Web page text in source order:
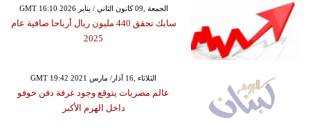
GMT 16:10 2026 الجمعة ,09 كانون الثاني / يناير
سابك تحقق 440 مليون ريال أرباحا صافية عام
2025
GMT 19:42 2021 الثلاثاء ,16 آذار/ مارس
عالم مصريات يتوقع وجود غرفة دفن خوفو
داخل الهرم الأكبر